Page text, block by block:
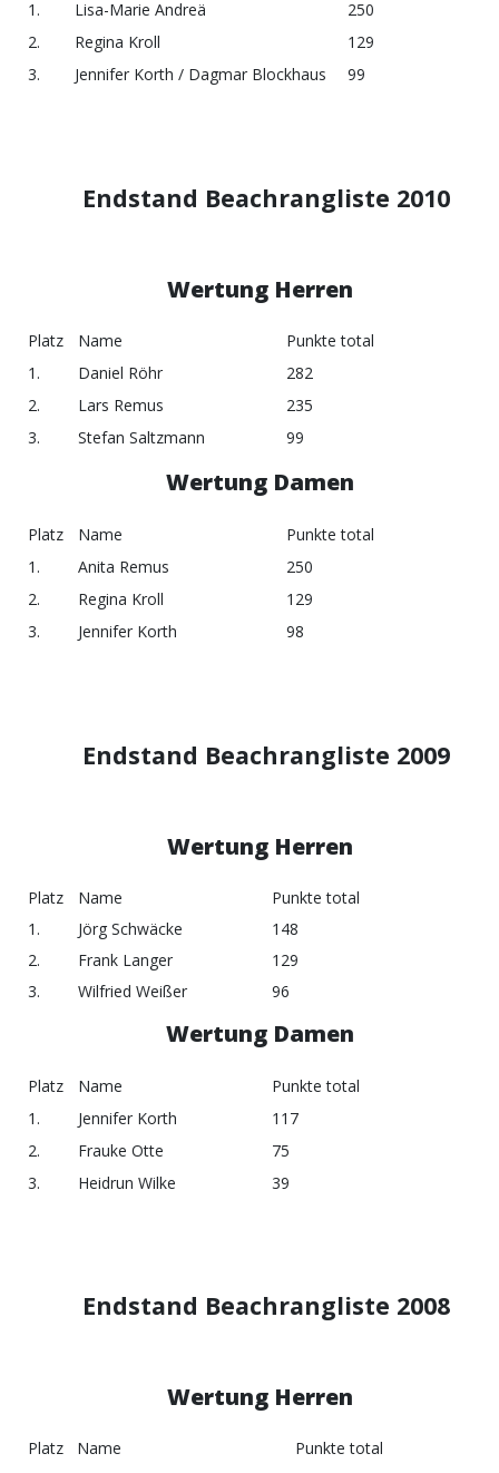
1.
Lisa-Marie Andreä
250
2.
Regina Kroll
129
3.
Jennifer Korth / Dagmar Blockhaus 99
Endstand Beachrangliste 2010
Wertung Herren
Platz Name
Punkte total
1.
Daniel Röhr
282
2.
Lars Remus
235
3.
Stefan Saltzmann 99
Wertung Damen
Platz Name
Punkte total
1.
Anita Remus
250
2.
Regina Kroll
129
3.
Jennifer Korth 98
Endstand Beachrangliste 2009
Wertung Herren
Platz Name
Punkte total
1.
Jörg Schwäcke
148
2.
Frank Langer
129
3.
Wilfried Weißer 96
Wertung Damen
Platz Name
Punkte total
1.
Jennifer Korth
117
2.
Frauke Otte
75
3.
Heidrun Wilke 39
Endstand Beachrangliste 2008
Wertung Herren
Platz Name
Punkte total